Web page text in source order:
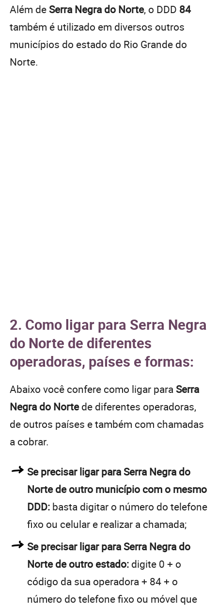
Além de Serra Negra do Norte, o DDD 84
também é utilizado em diversos outros
municípios do estado do Rio Grande do
Norte.
2. Como ligar para Serra Negra
do Norte de diferentes
operadoras, países e formas:
Abaixo você confere como ligar para Serra
Negra do Nortede diferentes operadoras,
de outros países e também com chamadas
a cobrar.
Se precisar ligar para Serra Negra do
Norte de outro município com o mesmo
DDD: basta digitar o número do telefone
fixo ou celular e realizar a chamada;
Se precisar ligar para Serra Negra do
Norte de outro estado: digite 0 + o
código da sua operadora + 84 + o
número do telefone fixo ou móvel que